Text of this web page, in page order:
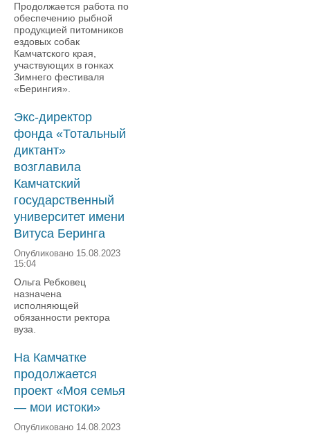
Продолжается работа по
обеспечению рыбной
продукцией питомников
ездовых собак
Камчатского края,
участвующих в гонках
Зимнего фестиваля
«Берингия».
Экс-директор
фонда «Тотальный
диктант»
возглавила
Камчатский
государственный
университет имени
Витуса Беринга
Опубликовано 15.08.2023
15:04
Ольга Ребковец
назначена
исполняющей
обязанности ректора
вуза.
На Камчатке
продолжается
проект «Моя семья
— мои истоки»
Опубликовано 14.08.2023